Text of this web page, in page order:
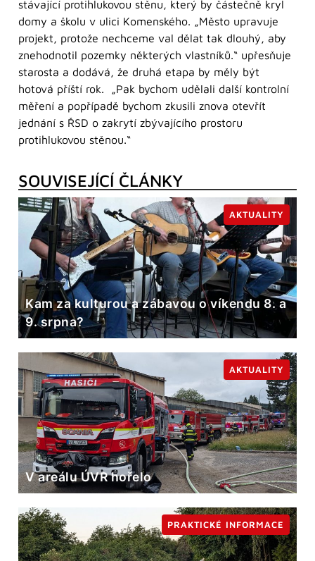
stávající protihlukovou stěnu, který by částečně kryl
domy a školu v ulici Komenského. „Město upravuje
projekt, protože nechceme val dělat tak dlouhý, aby
znehodnotil pozemky některých vlastníků.“ upřesňuje
starosta a dodává, že druhá etapa by měly být
hotová příští rok. „Pak bychom udělali další kontrolní
měření a popřípadě bychom zkusili znova otevřít
jednání s ŘSD o zakrytí zbývajícího prostoru
protihlukovou stěnou.“
SOUVISEJÍCÍ ČLÁNKY
Kam za kulturou a zábavou o víkendu 8. a
9. srpna?
AKTUALITY
V areálu ÚVR hořelo
AKTUALITY
PRAKTICKÉ INFORMACE